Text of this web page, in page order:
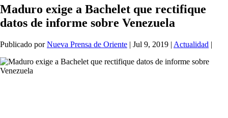
Maduro exige a Bachelet que rectifique
datos de informe sobre Venezuela
Publicado porNueva Prensa de Oriente | Jul 9, 2019 | Actualidad |